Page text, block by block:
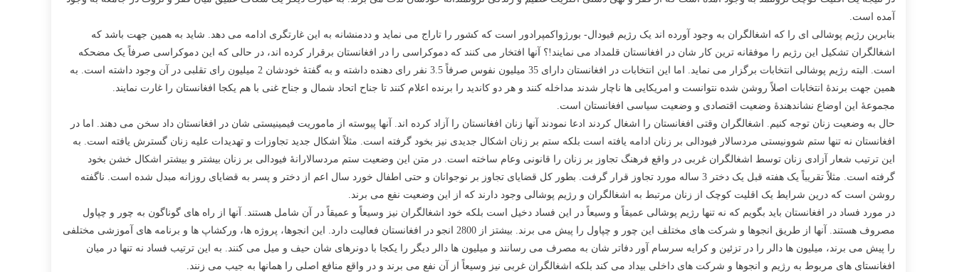
آمده است.
بنابرین رژیم پوشالی ای را که اشغالگران به وجود آورده اند یک رژیم فیودال- بورژواکمپرادور است که کشور را تاراج می نماید و ددمنشانه به این غارتگری ادامه می دهد. شاید به همین جهت باشد که
اشغالگران تشکیل این رژیم را موفقانه ترین کار شان در افغانستان قلمداد می نمایند!؟ آنها افتخار می کنند که دموکراسی را در افغانستان برقرار کرده اند، در حالی که این دموکراسی صرفاً یک مضحکه
است. البته رژیم پوشالی انتخابات برگزار می نماید. اما این انتخابات در افغانستان دارای 35 میلیون نفوس صرفاً 3.5 نفر رای دهنده داشته و به گفتۀ خودشان 2 میلیون رای تقلبی در آن وجود داشته است. به
همین جهت برندۀ انتخابات اصلاً روشن شده نتوانست و امریکایی ها ناچار شدند مداخله کنند و هر دو کاندید را برنده اعلام کنند تا جناح اتحاد شمال و جناح غنی با هم یکجا افغانستان را غارت نمایند.
مجموعۀ این اوضاع نشاندهندۀ وضعیت اقتصادی و وضعیت سیاسی افغانستان است.
حال به وضعیت زنان توجه کنیم. اشغالگران وقتی افغانستان را اشغال کردند ادعا نمودند آنها زنان افغانستان را آزاد کرده اند. آنها پیوسته از ماموریت فیمینیستی شان در افغانستان داد سخن می دهند. اما در
افغانستان نه تنها ستم شوونیستی مردسالار فیودالی بر زنان ادامه یافته است بلکه ستم بر زنان اشکال جدیدی نیز بخود گرفته است. مثلاً اشکال جدید تجاوزات و تهدیدات علیه زنان گسترش یافته است. به
این ترتیب شعار آزادی زنان توسط اشغالگران غربی در واقع فرهنگ تجاوز بر زنان را قانونی وعام ساخته است. در متن این وضعیت ستم مردسالارانۀ فیودالی بر زنان بیشتر و بیشتر اشکال خشن بخود
گرفته است. مثلاً تقریباً یک هفته قبل یک دختر 3 ساله مورد تجاوز قرار گرفت. بطور کل قضایای تجاوز بر نوجوانان و حتی اطفال خورد سال اعم از دختر و پسر به قضایای روزانه مبدل شده است. ناگفته
روشن است که درین شرایط یک اقلیت کوچک از زنان مرتبط به اشغالگران و رژیم پوشالی وجود دارند که از این وضعیت نفع می برند.
در مورد فساد در افغانستان باید بگویم که نه تنها رژیم پوشالی عمیقاً و وسیعاً در این فساد دخیل است بلکه خود اشغالگران نیز وسیعاً و عمیقاً در آن شامل هستند. آنها از راه های گوناگون به چور و چپاول
مصروف هستند. آنها از طریق انجوها و شرکت های مختلف این چور و چپاول را پیش می برند. بیشتز از 2800 انجو در افغانستان فعالیت دارد. این انجوها، پروژه ها، ورکشاپ ها و برنامه های آموزشی مختلفی
را پیش می برند، میلیون ها دالر را در تزئین و کرایه سرسام آور دفاتر شان به مصرف می رسانند و میلیون ها دالر دیگر را یکجا با دونرهای شان حیف و میل می کنند. به این ترتیب فساد نه تنها در میان
افغانستای های مربوط به رژیم و انجوها و شرکت های داخلی بیداد می کند بلکه اشغالگران غربی نیز وسیعاً از آن نفع می برند و در واقع منافع اصلی را همانها به جیب می زنند.